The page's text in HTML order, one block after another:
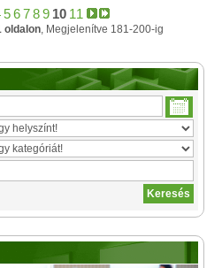
56789 10 11
oldalon, Megjelenítve 181-200-ig